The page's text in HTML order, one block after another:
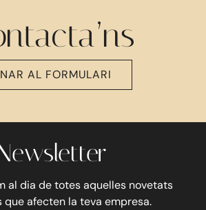
AL FORMULARI
al dia de totes aquelles novetats
que afecten la teva empresa.